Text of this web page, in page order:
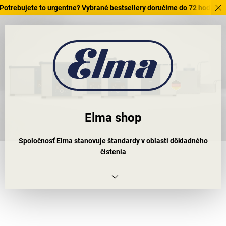
to urgentne? Vybrané bestsellery doručíme do 72 hodín.
Elma shop
Spoločnosť Elma stanovuje štandardy v oblasti dôkladného
čistenia
Každý, kto pracuje s malými a jemne štruktúrovanými
komponentmi, vie, aké časovo náročné môže byť profesionálne